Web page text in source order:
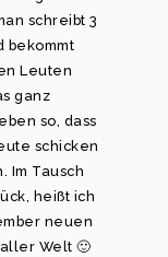
schreibt 3
bekommt
Leuten
ganz
so, dass
schicken
Im Tausch
heißt ich
neuen
Welt 🙂